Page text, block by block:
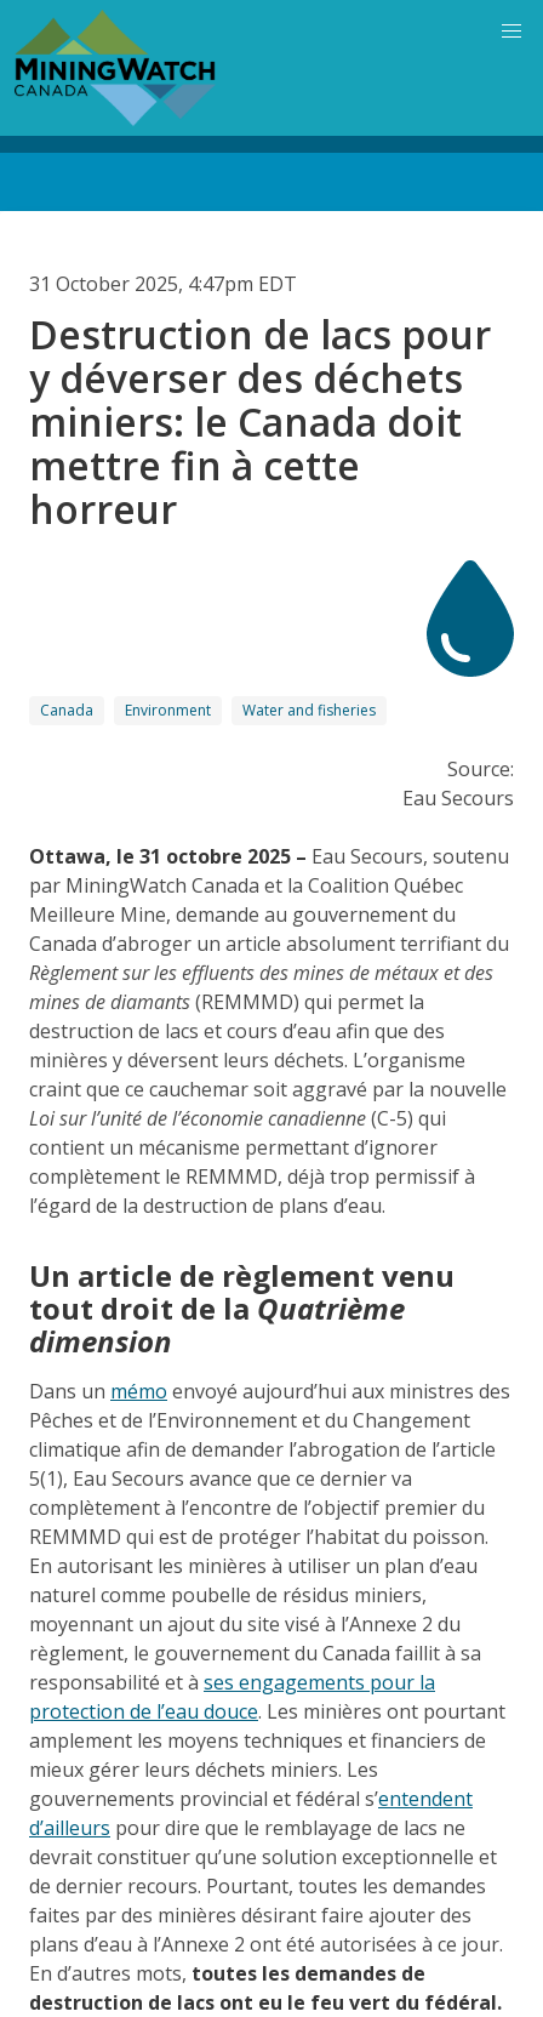
main
content
31 October 2025, 4:47pm EDT
Destruction de lacs pour
y déverser des déchets
miniers: le Canada doit
mettre fin à cette
horreur
Canada Environment Water and fisheries
Source:
Eau Secours
Ottawa, le 31 octobre 2025 – Eau Secours, soutenu
par MiningWatch Canada et la Coalition Québec
Meilleure Mine, demande au gouvernement du
Canada d’abroger un article absolument terrifiant du
Règlement sur les effluents des mines de métaux et des
mines de diamants(REMMMD) qui permet la
destruction de lacs et cours d’eau afin que des
minières y déversent leurs déchets. L’organisme
craint que ce cauchemar soit aggravé par la nouvelle
Loi sur l’unité de l’économie canadienne(C-5) qui
contient un mécanisme permettant d’ignorer
complètement le REMMMD, déjà trop permissif à
l’égard de la destruction de plans d’eau.
Un article de règlement venu
tout droit de laQuatrième
dimension
Dans un mémo envoyé aujourd’hui aux ministres des
Pêches et de l’Environnement et du Changement
climatique afin de demander l’abrogation de l’article
5(1), Eau Secours avance que ce dernier va
complètement à l’encontre de l’objectif premier du
REMMMD qui est de protéger l’habitat du poisson.
En autorisant les minières à utiliser un plan d’eau
naturel comme poubelle de résidus miniers,
moyennant un ajout du site visé à l’Annexe 2 du
règlement, le gouvernement du Canada faillit à sa
responsabilité et à ses engagements pour la
protection de l’eau douce. Les minières ont pourtant
amplement les moyens techniques et financiers de
mieux gérer leurs déchets miniers. Les
gouvernements provincial et fédéral s’entendent
d’ailleurs pour dire que le remblayage de lacs ne
devrait constituer qu’une solution exceptionnelle et
de dernier recours. Pourtant, toutes les demandes
faites par des minières désirant faire ajouter des
plans d’eau à l’Annexe 2 ont été autorisées à ce jour.
En d’autres mots, toutes les demandes de
destruction de lacs ont eu le feu vert du fédéral.